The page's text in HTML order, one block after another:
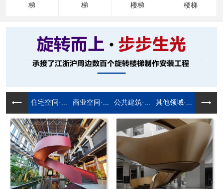
梯
梯
楼梯
楼梯
住宅空间·... 商业空间·... 公共建筑·... 其他领域·...